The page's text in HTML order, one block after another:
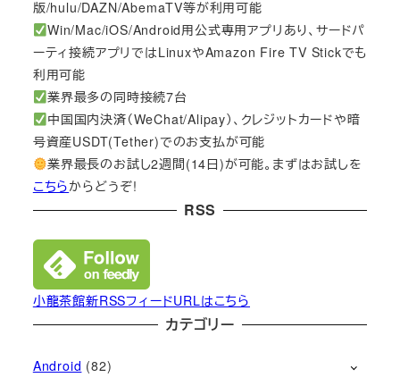
版/hulu/DAZN/AbemaTV等が利用可能
Win/Mac/iOS/Android用公式専用アプリあり、サードパ
ーティ接続アプリではLinuxやAmazon Fire TV Stickでも
利用可能
業界最多の同時接続7台
中国国内決済（WeChat/Alipay）、クレジットカードや暗
号資産USDT(Tether)でのお支払が可能
業界最長のお試し2週間(14日)が可能。まずはお試しを
こちらからどうぞ!
RSS
小龍茶館新RSSフィードURLはこちら
カテゴリー
Android (82)